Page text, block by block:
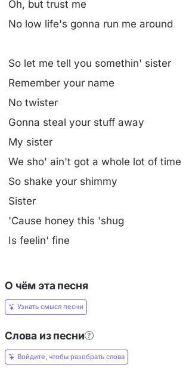
Oh, but trust me
No low life's gonna run me around
So let me tell you somethin' sister
Remember your name
No twister
Gonna steal your stuff away
My sister
We sho' ain't got a whole lot of time
So shake your shimmy
Sister
'Cause honey this 'shug
Is feelin' fine
О чём эта песня
Узнать смысл песни
Слова из песни
Войдите, чтобы разобрать слова